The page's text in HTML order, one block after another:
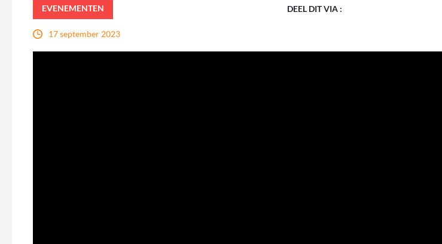
EVENEMENTEN
17 september 2023
DEEL DIT VIA :